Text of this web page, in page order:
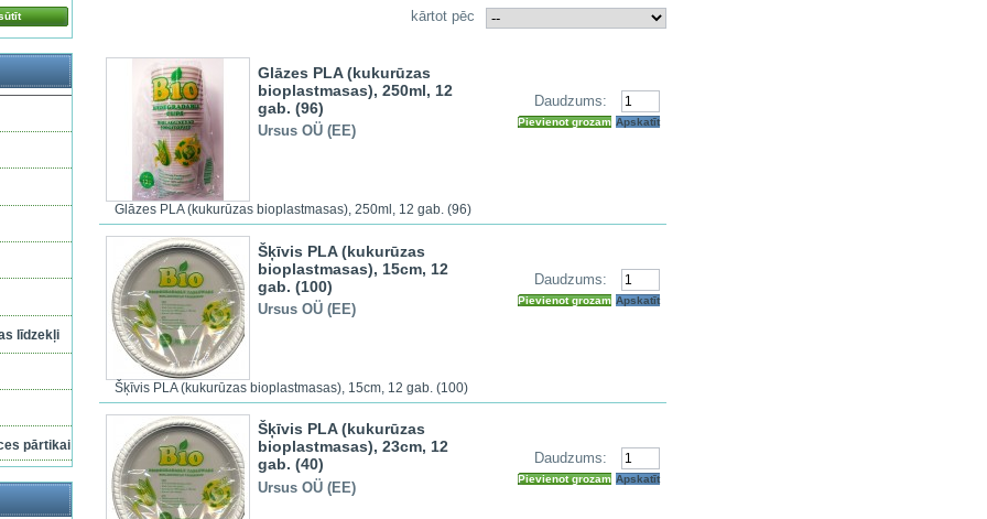
līdzekļi
pārtikai
kārtot pēc
Glāzes PLA (kukurūzas
bioplastmasas), 250ml, 12
gab. (96)
Ursus OÜ (EE)
Glāzes PLA (kukurūzas bioplastmasas), 250ml, 12 gab. (96)
Daudzums:
Pievienot grozam Apskatīt
Šķīvis PLA (kukurūzas
bioplastmasas), 15cm, 12
gab. (100)
Ursus OÜ (EE)
Šķīvis PLA (kukurūzas bioplastmasas), 15cm, 12 gab. (100)
Daudzums:
Pievienot grozam Apskatīt
Šķīvis PLA (kukurūzas
bioplastmasas), 23cm, 12
gab. (40)
Ursus OÜ (EE)
Daudzums:
Pievienot grozam Apskatīt